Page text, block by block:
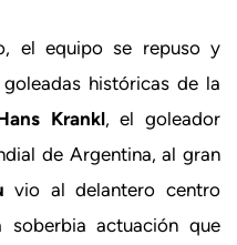
el equipo se repuso y
históricas de la
Krankl, el goleador
de Argentina, al gran
vio al delantero centro
actuación que